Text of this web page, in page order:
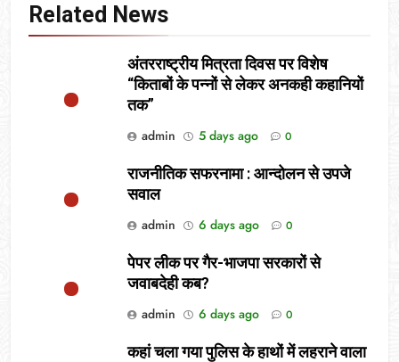
Related News
अंतरराष्ट्रीय मित्रता दिवस पर विशेष
“किताबों के पन्नों से लेकर अनकही कहानियों
तक”
admin
5 days ago 0
राजनीतिक सफरनामा : आन्दोलन से उपजे
सवाल
admin
6 days ago 0
पेपर लीक पर गैर-भाजपा सरकारों से
जवाबदेही कब?
admin
6 days ago 0
कहां चला गया पुलिस के हाथों में लहराने वाला